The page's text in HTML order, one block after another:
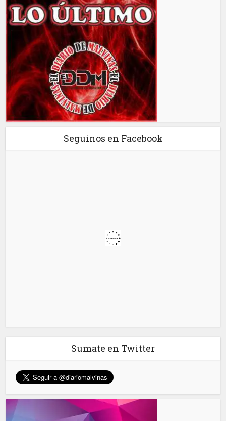
Seguinos en Facebook
Sumate en Twitter